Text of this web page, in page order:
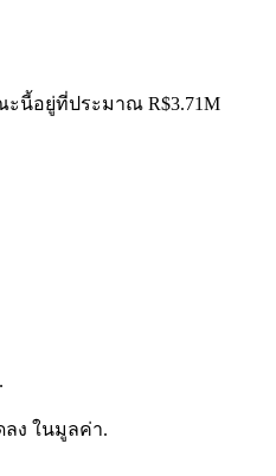
ะนี้อยู่ที่ประมาณ R$3.71M
ลง ในมูลค่า.